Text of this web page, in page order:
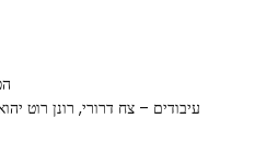
עיבודים – צח דרורי, רונן רוט